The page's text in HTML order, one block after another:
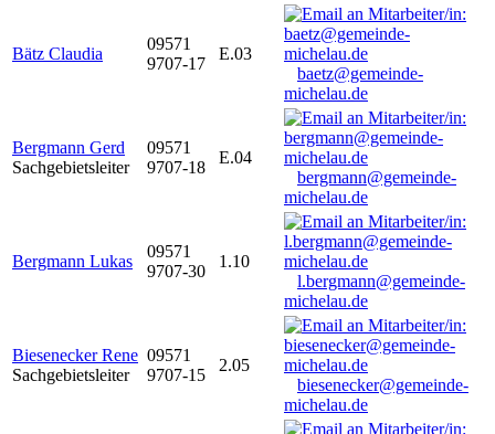
Bätz Claudia
09571
9707-17
E.03
baetz@gemeinde-
michelau.de
Bergmann Gerd
Sachgebietsleiter
09571
9707-18
E.04
bergmann@gemeinde-
michelau.de
Bergmann Lukas
09571
9707-30
1.10
l.bergmann@gemeinde-
michelau.de
Biesenecker Rene
Sachgebietsleiter
09571
9707-15
2.05
biesenecker@gemeinde-
michelau.de